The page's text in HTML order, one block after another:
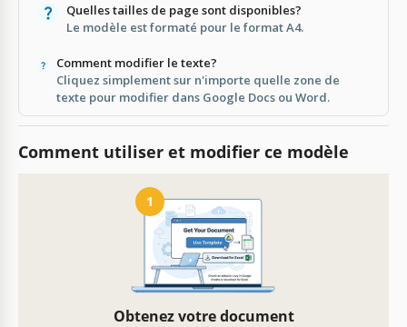
Quelles tailles de page sont disponibles?
Le modèle est formaté pour le format A4.
Comment modifier le texte?
Cliquez simplement sur n'importe quelle zone de
texte pour modifier dans Google Docs ou Word.
Comment utiliser et modifier ce modèle
1
Obtenez votre document